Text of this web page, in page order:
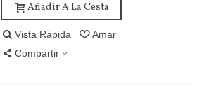
Añadir A La Cesta
Vista Rápida
Amar
Compartir